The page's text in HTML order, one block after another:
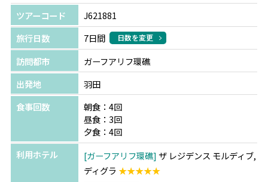
プ
3.ライトに集まる魚たちを楽しめるテラス先端席を確約
※3コースディナーの日本語メニューはご出発前にお渡し
いたします
※ディナー実施日の指定はできません
※悪天候時は安全上の理由により、テラス先端席をご利用
いただけない場合があります
※2026年6月2日以降の新規予約が対象となります
☆★今だけのスペシャル特典★☆
・約90分間ドルフィンクルーズ（滞在中1回/週3回催行
ツアーコード
J621881
旅行日数
7日間 日数を変更
訪問都市
ガーフアリフ環礁
出発地
羽田
食事回数
朝食：4回
昼食：3回
夕食：4回
利用ホテル
ガーフアリフ環礁 ザ レジデンス モルディブ,
ディグラ★★★★★